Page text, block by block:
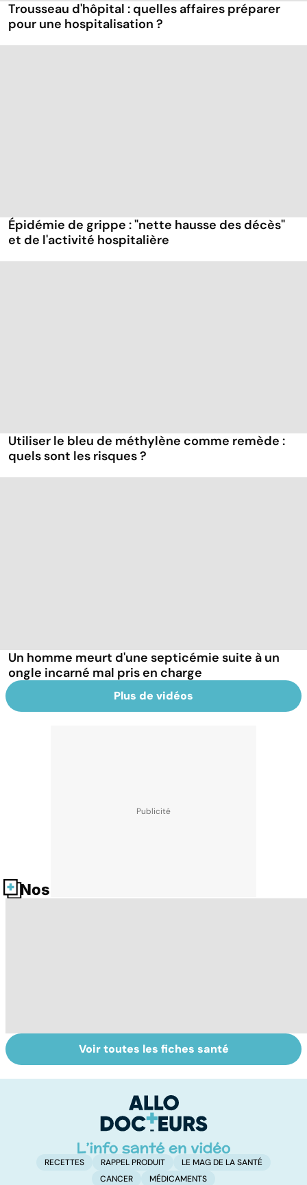
Trousseau d'hôpital : quelles affaires préparer
pour une hospitalisation ?
Épidémie de grippe : "nette hausse des décès"
et de l'activité hospitalière
Utiliser le bleu de méthylène comme remède :
quels sont les risques ?
Un homme meurt d'une septicémie suite à un
ongle incarné mal pris en charge
Plus de vidéos
Nos fiches santé
Staphylocoque
doré : une
Vivre après un
cancer
Voir toutes les fiches santé
RECETTES RAPPEL PRODUIT
LE MAG DE LA SANTÉ
CANCER
MÉDICAMENTS